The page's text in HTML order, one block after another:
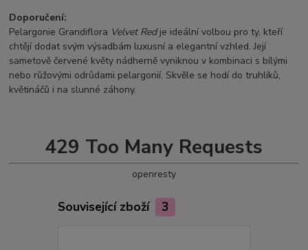
Doporučení:
Pelargonie Grandiflora Velvet Redje ideální volbou pro ty, kteří
chtějí dodat svým výsadbám luxusní a elegantní vzhled. Její
sametově červené květy nádherně vyniknou v kombinaci s bílými
nebo růžovými odrůdami pelargonií. Skvěle se hodí do truhlíků,
květináčů i na slunné záhony.
429 Too Many Requests
openresty
Související zboží 3